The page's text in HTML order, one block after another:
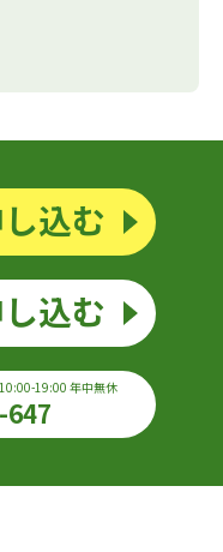
込む
込む
10:00-19:00 年中無休
647